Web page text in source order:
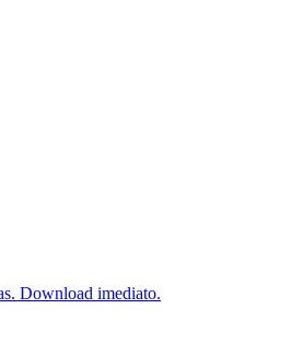
Download imediato.